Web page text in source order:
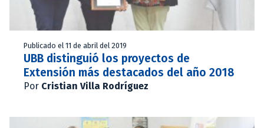
Publicado el 11 de abril del 2019
UBB distinguió los proyectos de
Extensión más destacados del año 2018
Por Cristian Villa Rodríguez